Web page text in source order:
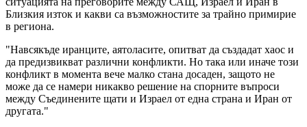
Близкия изток и какви са възможностите за трайно примирие
в региона.
"Навсякъде иранците, аятоласите, опитват да създадат хаос и
да предизвикват различни конфликти. Но така или иначе този
конфликт в момента вече малко стана досаден, защото не
може да се намери никакво решение на спорните въпроси
между Съединените щати и Израел от една страна и Иран от
другата."